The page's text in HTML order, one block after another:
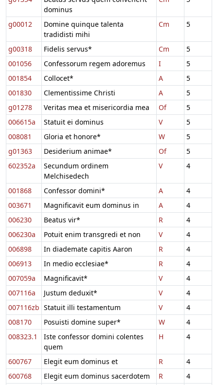
dominus
g00012
Domine quinque talenta
tradidisti mihi
Cm 5
g00318 Fidelis servus* Cm
5
001056
Confessorum regem adoremus I
5
001854
Collocet* A
5
001830
Clementissime Christi A
5
g01278
Veritas mea et misericordia mea Of
5
006615a
Statuit ei dominus V
5
008081
Gloria et honore* W
5
g01363
Desiderium animae* Of
5
602352a
Secundum ordinem
Melchisedech
V 4
001868 Confessor domini* A
4
003671
Magnificavit eum dominus in A
4
006230
Beatus vir* R
4
006230a
Potuit enim transgredi et non V
4
006898
In diademate capitis Aaron R
4
006913
In medio ecclesiae* R
4
007059a
Magnificavit* V
4
007116a
Justum deduxit* V
4
007116zb Statuit illi testamentum V
4
008170
Posuisti domine super* W
4
008323.1
Iste confessor domini colentes
quem
H 4
600767 Elegit eum dominus et R
4
600768
Elegit eum dominus sacerdotem R
4